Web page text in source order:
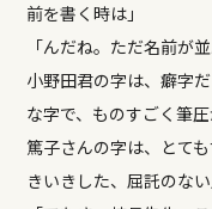
前を書く時は」
「んだね。ただ名前が
小野田君の字は、癖字
な字で、ものすごく筆
篤子さんの字は、とて
きいきした、屈託のな